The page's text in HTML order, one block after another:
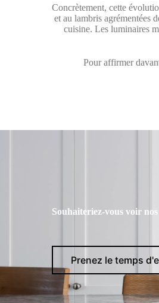
Concrètement, cette
et au lambris agrémentées
cuisine. Les luminaires
Pour affirmer
Souhaiteriez-vous voir
Prenez le temps